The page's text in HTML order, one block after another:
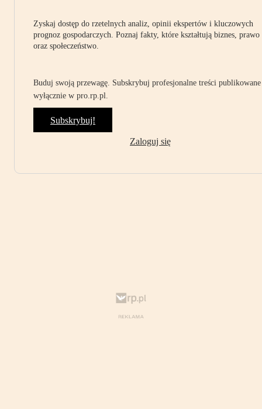
Zyskaj dostęp do rzetelnych analiz, opinii ekspertów i kluczowych
prognoz gospodarczych. Poznaj fakty, które kształtują biznes, prawo
oraz społeczeństwo.
Buduj swoją przewagę. Subskrybuj profesjonalne treści publikowane
wyłącznie w pro.rp.pl.
Subskrybuj!
Zaloguj się